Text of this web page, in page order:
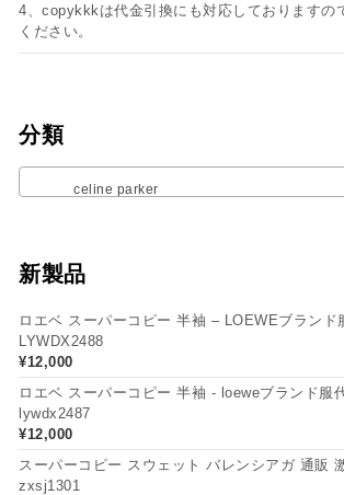
4、copykkkは代金引換にも対応しておりますの
ください。
分類
celine parker
新製品
ロエベ スーパーコピー 半袖 – LOEWEブランド
LYWDX2488
¥12,000
ロエベ スーパーコピー 半袖 - loeweブランド服
lywdx2487
¥12,000
スーパーコピー スウェット バレンシアガ 通販
zxsj1301